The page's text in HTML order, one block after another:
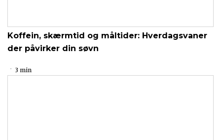
Koffein, skærmtid og måltider: Hverdagsvaner
der påvirker din søvn
3 min